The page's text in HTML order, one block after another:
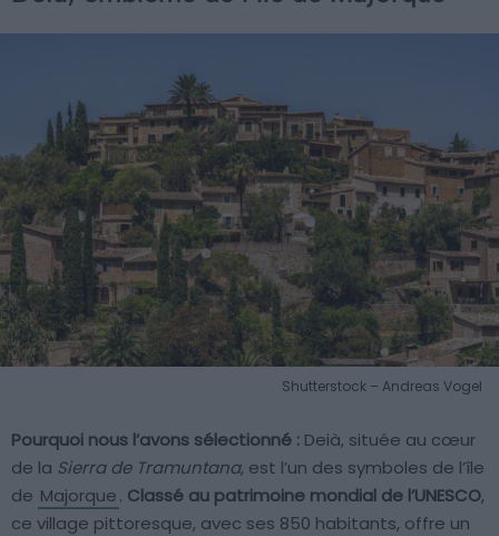
Shutterstock – Andreas Vogel
Pourquoi nous l’avons sélectionné : Deià, située au cœur
de la Sierra de Tramuntana, est l’un des symboles de l’île
de Majorque. Classé au patrimoine mondial de l’UNESCO,
ce village pittoresque, avec ses 850 habitants, offre un